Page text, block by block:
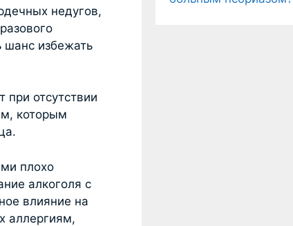
недугов,
шанс избежать
при отсутствии
которым
плохо
алкоголя с
влияние на
аллергиям,